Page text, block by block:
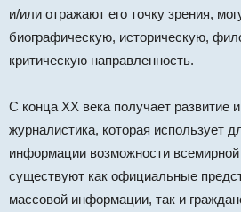
и/или отражают его точку зрения,
биографическую, историческую,
критическую направленность.
С конца ХХ века получает развитие
журналистика, которая использует
информации возможности
существуют как официальные
массовой информации, так и